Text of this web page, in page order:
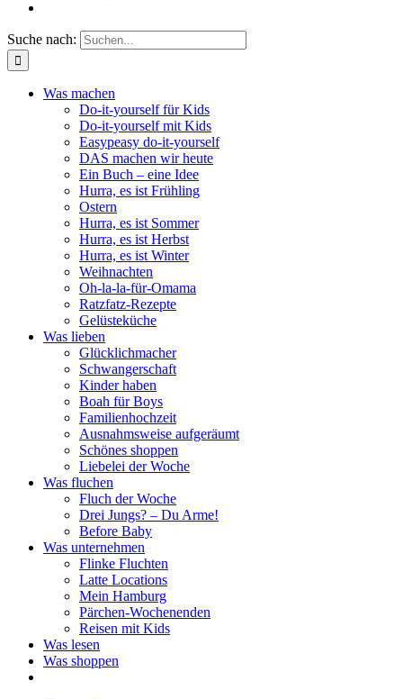
Suche nach:
Was machen
Do-it-yourself für Kids
Do-it-yourself mit Kids
Easypeasy do-it-yourself
DAS machen wir heute
Ein Buch – eine Idee
Hurra, es ist Frühling
Ostern
Hurra, es ist Sommer
Hurra, es ist Herbst
Hurra, es ist Winter
Weihnachten
Oh-la-la-für-Omama
Ratzfatz-Rezepte
Gelüsteküche
Was lieben
Glücklichmacher
Schwangerschaft
Kinder haben
Boah für Boys
Familienhochzeit
Ausnahmsweise aufgeräumt
Schönes shoppen
Liebelei der Woche
Was fluchen
Fluch der Woche
Drei Jungs? – Du Arme!
Before Baby
Was unternehmen
Flinke Fluchten
Latte Locations
Mein Hamburg
Pärchen-Wochenenden
Reisen mit Kids
Was lesen
Was shoppen